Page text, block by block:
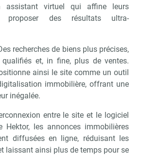
assistant virtuel qui affine leurs
proposer des résultats ultra-
recherches de biens plus précises,
et, in fine, plus de ventes.
ainsi le site comme un outil
immobilière, offrant une
inégalée.
entre le site et le logiciel
Hektor, les annonces immobilières
diffusées en ligne, réduisant les
laissant ainsi plus de temps pour se